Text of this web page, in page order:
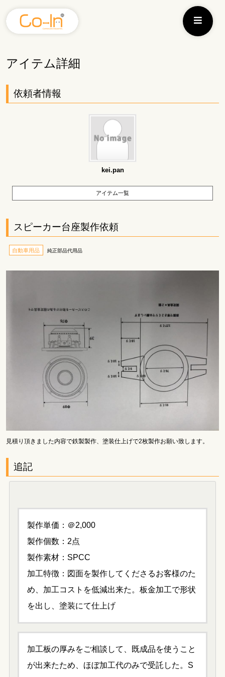
アイテム詳細
依頼者情報
kei.pan
アイテム一覧
スピーカー台座製作依頼
自動車用品 純正部品代用品
見積り頂きました内容で鉄製製作、塗装仕上げで2枚製作お願い致します。
追記
製作単価：＠2,000
製作個数：2点
製作素材：SPCC
加工特徴：図面を製作してくださるお客様のた
め、加工コストを低減出来た。板金加工で形状
を出し、塗装にて仕上げ
加工板の厚みをご相談して、既成品を使うこと
が出来たため、ほぼ加工代のみで受託した。S